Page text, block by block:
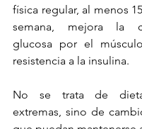
física regular, al menos
semana, mejora la
glucosa por el
resistencia a la insulina.
No se trata de
extremas, sino de